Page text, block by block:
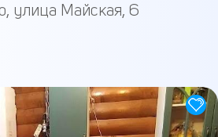
улица Майская, 6